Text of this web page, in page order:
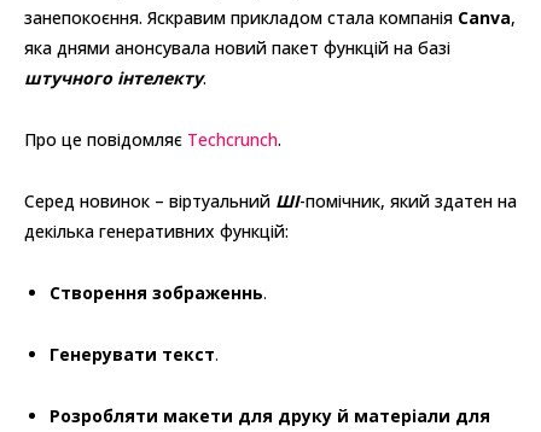
занепокоєння. Яскравим прикладом стала компанія Canva,
яка днями анонсувала новий пакет функцій на базі
штучного інтелекту.
Про це повідомляє Techcrunch.
Серед новинок – віртуальний ШІ-помічник, який здатен на
декілька генеративних функцій:
Створення зображеннь.
Генерувати текст.
Розробляти макети для друку й матеріали для